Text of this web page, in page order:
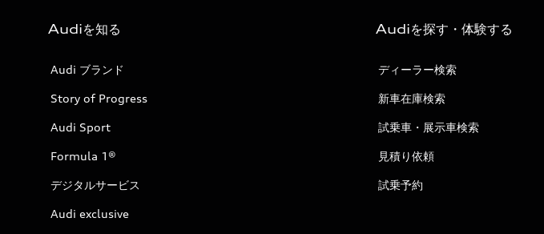
Audiを知る
Audi ブランド
Story of Progress
Audi Sport
Formula 1®
デジタルサービス
Audi exclusive
Audiを探す・体験する
ディーラー検索
新車在庫検索
試乗車・展示車検索
見積り依頼
試乗予約